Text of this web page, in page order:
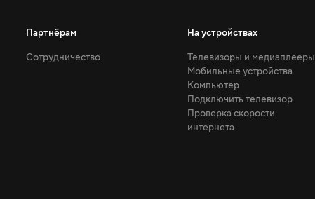
Партнёрам
Сотрудничество
На устройствах
Телевизоры и медиаплееры
Мобильные устройства
Компьютер
Подключить телевизор
Проверка скорости
интернета